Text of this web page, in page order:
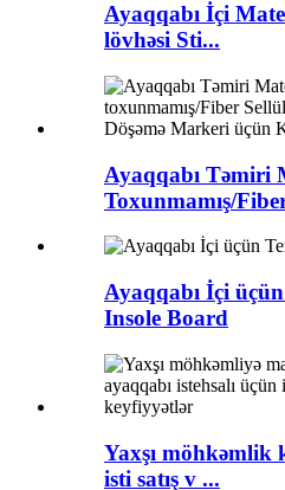
Ayaqqabı İçi
lövhəsi Sti...
Ayaqqabı Təmiri
Toxunmamış/
Ayaqqabı İçi
Insole Board
Yaxşı möhkəmlik
isti satış v ...